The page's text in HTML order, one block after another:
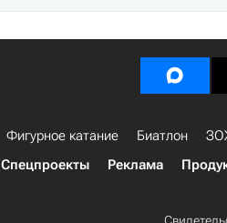
Фигурное катание Биатлон
Спецпроекты
Реклама